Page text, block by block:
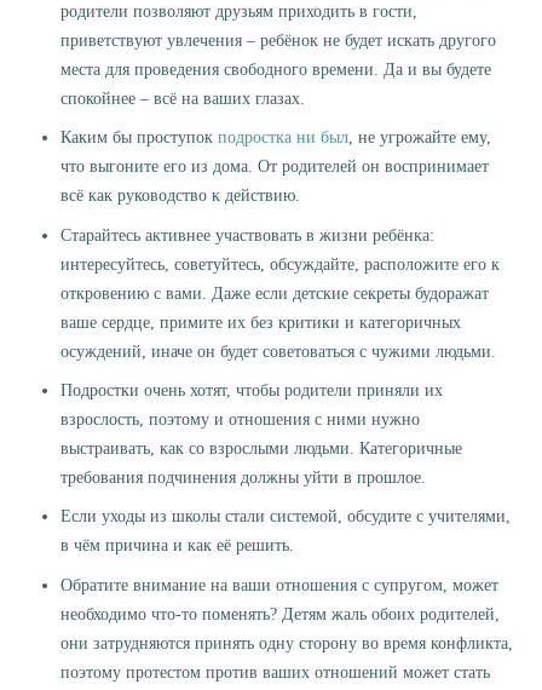
родители позволяют друзьям приходить в гости,
приветствуют увлечения – ребёнок не будет искать другого
места для проведения свободного времени. Да и вы будете
спокойнее – всё на ваших глазах.
Каким бы проступокподростка ни был, не угрожайте ему,
что выгоните его из дома. От родителей он воспринимает
всё как руководство к действию.
Старайтесь активнее участвовать в жизни ребёнка:
интересуйтесь, советуйтесь, обсуждайте, расположите его к
откровению с вами. Даже если детские секреты будоражат
ваше сердце, примите их без критики и категоричных
осуждений, иначе он будет советоваться с чужими людьми.
Подростки очень хотят, чтобы родители приняли их
взрослость, поэтому и отношения с ними нужно
выстраивать, как со взрослыми людьми. Категоричные
требования подчинения должны уйти в прошлое.
Если уходы из школы стали системой, обсудите с учителями,
в чём причина и как её решить.
Обратите внимание на ваши отношения с супругом, может
необходимо что-то поменять? Детям жаль обоих родителей,
они затрудняются принять одну сторону во время конфликта,
поэтому протестом против ваших отношений может стать